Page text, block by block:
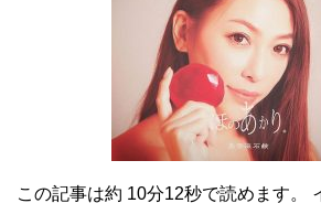
この記事は約 10分12秒で読めます。